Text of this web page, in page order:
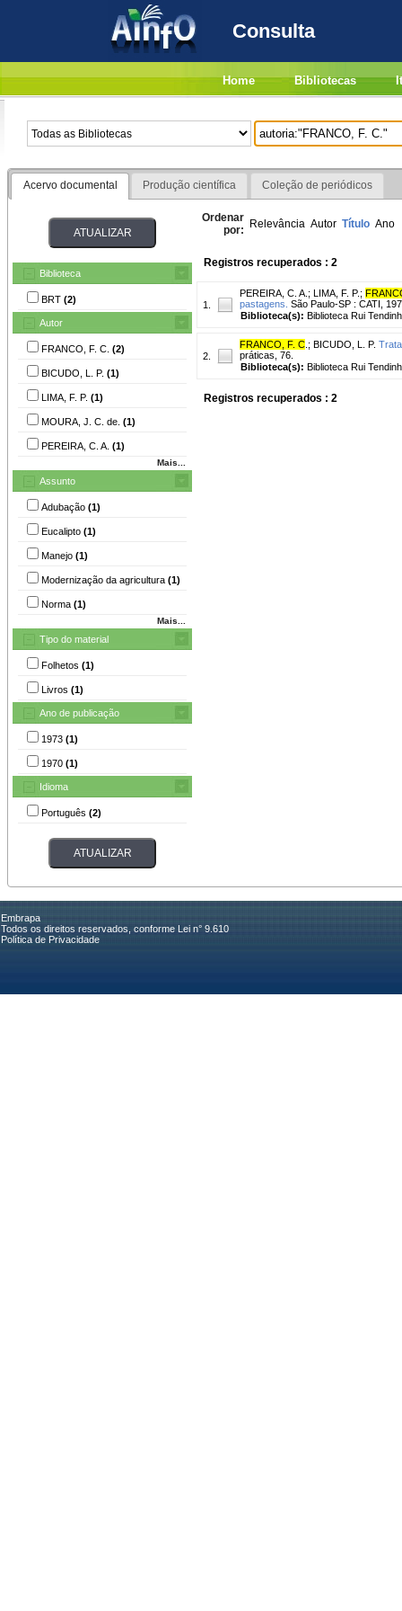
Consulta
Home Bibliotecas
Acervo documental Produção científica Coleção de periódicos
Biblioteca
BRT (2)
Autor
FRANCO, F. C. (2)
BICUDO, L. P. (1)
LIMA, F. P. (1)
MOURA, J. C. de. (1)
PEREIRA, C. A. (1)
Mais...
Assunto
Adubação (1)
Eucalipto (1)
Manejo (1)
Modernização da agricultura (1)
Norma (1)
Mais...
Tipo do material
Folhetos (1)
Livros (1)
Ano de publicação
1973 (1)
1970 (1)
Idioma
Português (2)
Ordenar
por: Relevância Autor Título Ano
Registros recuperados : 2
1.
PEREIRA, C. A. ; LIMA, F. P. ;
pastagens. São Paulo-SP : CATI,
Biblioteca(s): Biblioteca Rui
2.
FRANCO, F. C ; BICUDO, L. P.
práticas, 76.
Biblioteca(s): Biblioteca Rui
Registros recuperados : 2
Embrapa
Todos os direitos reservados, conforme Lei n° 9.610
Política de Privacidade